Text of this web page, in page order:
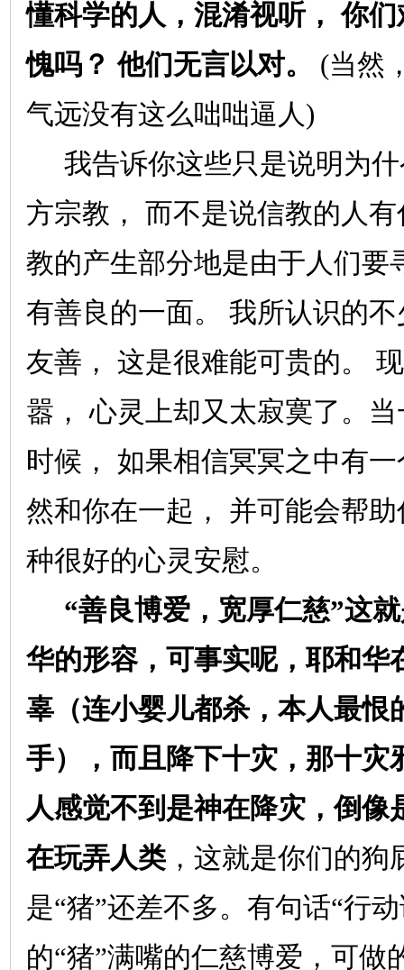
懂科学的人，混淆视听， 你们
愧吗？ 他们无言以对。 (当然
气远没有这么咄咄逼人)
我告诉你这些只是说明为
方宗教，
而不是说信教的人
教的产生部分地是由于人们要
有善良的一面。
我所认识的
友善，
这是很难能可贵的。
嚣，
心灵上却又太寂寞了。
时候，
如果相信冥冥之中有
然和你在一起，
并可能会帮助
种很好的心灵安慰。
“善良博爱，宽厚仁慈”这
华的形容，可事实呢，耶和华
辜（连小婴儿都杀，本人最恨
手），而且降下十灾，那十灾
人感觉不到是神在降灾，倒像
在玩弄人类，这就是你们的狗
是“猪”还差不多。有句话“行
的“猪”满嘴的仁慈博爱，可做